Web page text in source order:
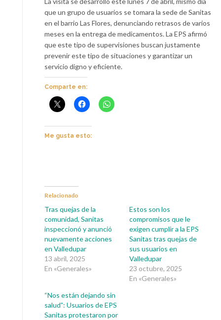
que un grupo de usuarios se tomara la sede de Sanitas
en el barrio Las Flores, denunciando retrasos de varios
meses en la entrega de medicamentos. La EPS afirmó
que este tipo de supervisiones buscan justamente
prevenir este tipo de situaciones y garantizar un
servicio digno y eficiente.
Comparte en:
Me gusta esto:
Relacionado
Tras quejas de la
comunidad, Sanitas
inspeccionó y anunció
nuevamente acciones
en Valledupar
13 abril, 2025
En «Generales»
Estos son los
compromisos que le
exigen cumplir a la EPS
Sanitas tras quejas de
sus usuarios en
Valledupar
23 octubre, 2025
En «Generales»
“Nos están dejando sin
salud”: Usuarios de EPS
Sanitas protestaron por